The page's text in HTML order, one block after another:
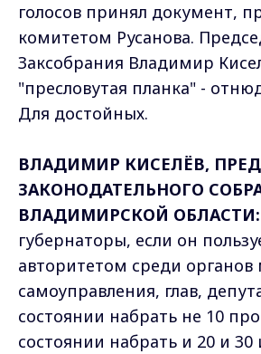
голосов принял документ,
комитетом Русанова.
Заксобрания Владимир
"пресловутая планка" -
Для достойных.
ВЛАДИМИР КИСЕЛЁВ,
ЗАКОНОДАТЕЛЬНОГО
ВЛАДИМИРСКОЙ ОБЛАСТИ:
губернаторы, если он
авторитетом среди органов
самоуправления, глав,
состоянии набрать не 10
состоянии набрать и 20 и 30